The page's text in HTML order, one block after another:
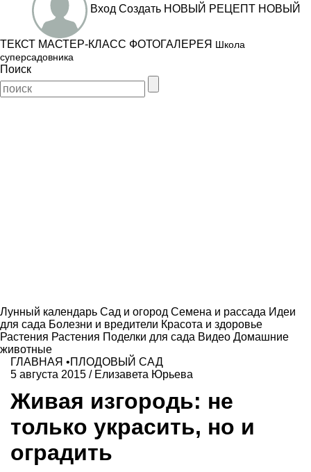
Вход Создать НОВЫЙ РЕЦЕПТ НОВЫЙ
ТЕКСТ МАСТЕР-КЛАСС ФОТОГАЛЕРЕЯ Школа
суперсадовника
Поиск
Лунный календарь Сад и огород Семена и рассада Идеи
для сада Болезни и вредители Красота и здоровье
Растения Растения Поделки для сада Видео Домашние
животные
ГЛАВНАЯ •ПЛОДОВЫЙ САД
5 августа 2015 / Елизавета Юрьева
Живая изгородь: не
только украсить, но и
оградить